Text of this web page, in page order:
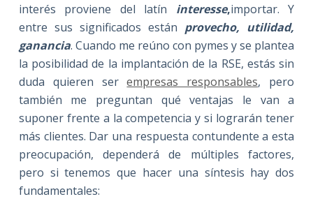
interés proviene del latín interesse,importar. Y
entre sus significados están provecho, utilidad,
ganancia. Cuando me reúno con pymes y se plantea
la posibilidad de la implantación de la RSE, estás sin
duda quieren serempresas responsables, pero
también me preguntan qué ventajas le van a
suponer frente a la competencia y si lograrán tener
más clientes. Dar una respuesta contundente a esta
preocupación, dependerá de múltiples factores,
pero si tenemos que hacer una síntesis hay dos
fundamentales: